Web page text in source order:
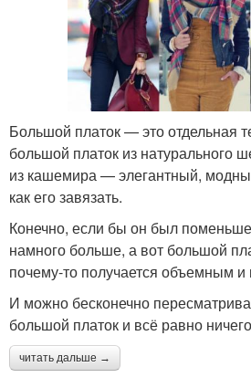
Большой платок — это отдельная
большой платок из натурального
из кашемира — элегантный,
как его завязать.
Конечно, если бы он был
намного больше, а вот большой
почему-то получается объемным и
И можно бесконечно
большой платок и всё равно
читать дальше →